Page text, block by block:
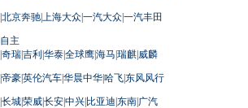
|北京奔驰| 上海大众|一汽大众|一汽丰田
自主
|奇瑞|吉利|华泰|全球鹰|海马|瑞麒|威麟
|帝豪|英伦汽车|华晨中华|哈飞|东风风行
|长城|荣威|长安|中兴|比亚迪|东南|广汽